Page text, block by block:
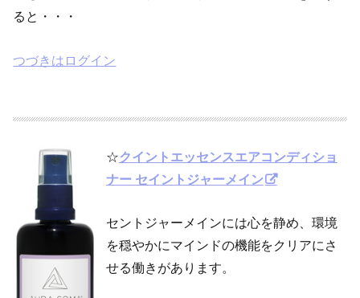
ると・・・
つづきはログイン
☆クイントエッセンスエアコンディショ
ナー セイントジャーメイン
セントジャーメインには心を静め、環境
を穏やかにマインドの機能をクリアにさ
せる働きがあります。